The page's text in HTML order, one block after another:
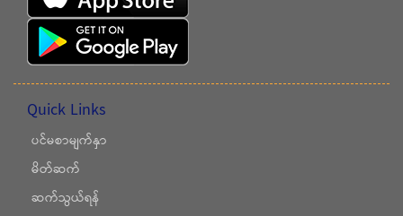
Quick Links
ပင်မစာမျက်နှာ
မိတ်ဆက်
ဆက်သွယ်ရန်